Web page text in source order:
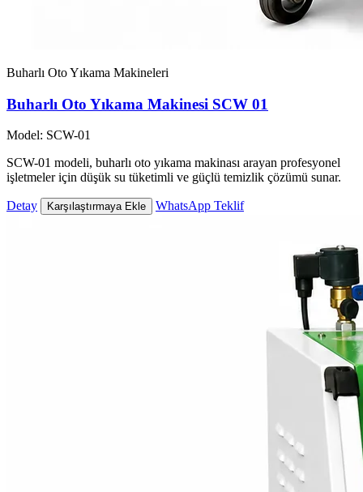
Buharlı Oto Yıkama Makineleri
Buharlı Oto Yıkama Makinesi SCW 01
Model: SCW-01
SCW-01 modeli, buharlı oto yıkama makinası arayan profesyonel
işletmeler için düşük su tüketimli ve güçlü temizlik çözümü sunar.
Detay Karşılaştırmaya Ekle WhatsApp Teklif